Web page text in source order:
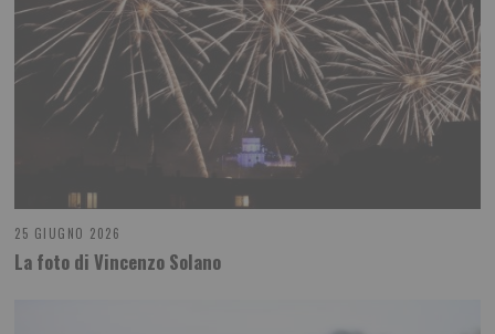
25 GIUGNO 2026
La foto di Vincenzo Solano